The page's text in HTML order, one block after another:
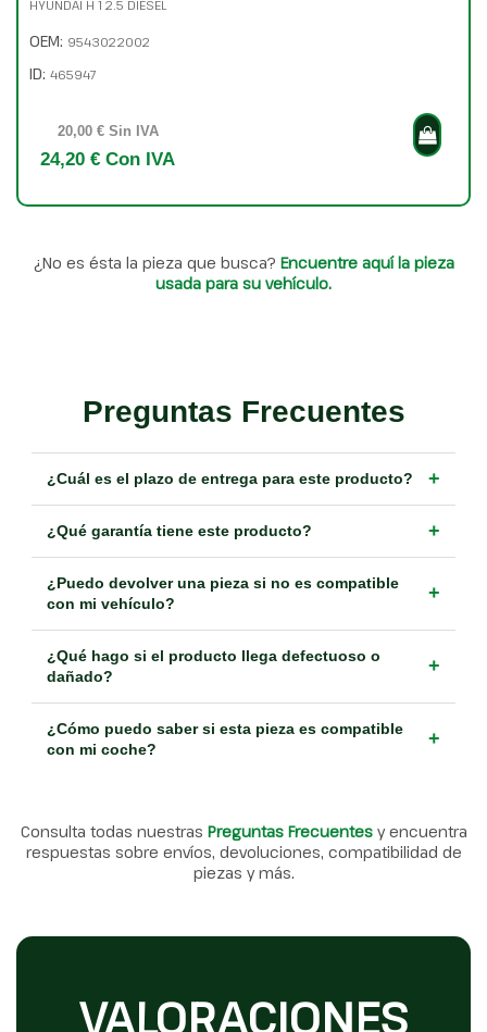
HYUNDAI H 1 2.5 DIESEL
OEM: 9543022002
ID: 465947
20,00 € Sin IVA
24,20 € Con IVA
¿No es ésta la pieza que busca? Encuentre aquí la pieza
usada para su vehículo.
Preguntas Frecuentes
¿Cuál es el plazo de entrega para este producto? +
¿Qué garantía tiene este producto? +
¿Puedo devolver una pieza si no es compatible
con mi vehículo?
+
¿Qué hago si el producto llega defectuoso o
dañado?
+
¿Cómo puedo saber si esta pieza es compatible
con mi coche?
+
Consulta todas nuestras Preguntas Frecuentes y encuentra
respuestas sobre envíos, devoluciones, compatibilidad de
piezas y más.
VALORACIONES